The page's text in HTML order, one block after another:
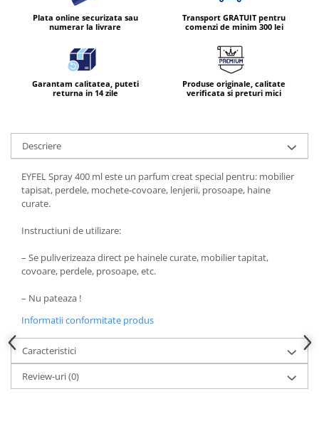
Plata online securizata sau
numerar la livrare
Transport GRATUIT pentru
comenzi de minim 300 lei
Garantam calitatea, puteti
returna in 14 zile
Produse originale, calitate
verificata si preturi mici
Descriere
EYFEL Spray 400 ml este un parfum creat special pentru: mobilier
tapisat, perdele, mochete-covoare, lenjerii, prosoape, haine
curate.
Instructiuni de utilizare:
– Se puliverizeaza direct pe hainele curate, mobilier tapitat,
covoare, perdele, prosoape, etc.
– Nu pateaza !
Informatii conformitate produs
Caracteristici
Review-uri(0)